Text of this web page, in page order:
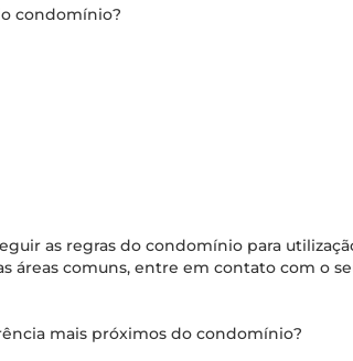
condomínio?
as regras do condomínio para
áreas comuns, entre em contato com o
mais próximos do condomínio?